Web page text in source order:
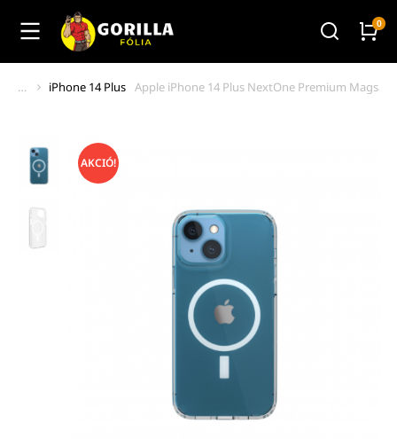
You are here:
iPhone 14 Plus Apple iPhone 14 Plus NextOne Premium
AKCIÓ!